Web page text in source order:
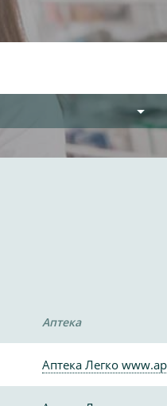
Аптека
Аптека Легко